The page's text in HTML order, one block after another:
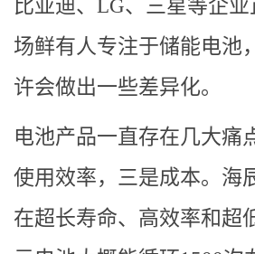
比亚迪、LG、三星等企
场鲜有人专注于储能电池
许会做出一些差异化。
电池产品一直存在几大痛
使用效率，三是成本。海
在超长寿命、高效率和超